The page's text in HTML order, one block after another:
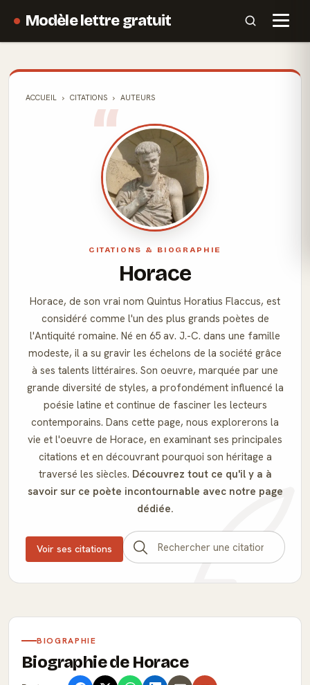
Modèle lettre gratuit
ACCUEIL CITATIONS AUTEURS
CITATIONS & BIOGRAPHIE
Horace
Horace, de son vrai nom Quintus Horatius Flaccus, est
considéré comme l'un des plus grands poètes de
l'Antiquité romaine. Né en 65 av. J.-C. dans une famille
modeste, il a su gravir les échelons de la société grâce
à ses talents littéraires. Son oeuvre, marquée par une
grande diversité de styles, a profondément influencé la
poésie latine et continue de fasciner les lecteurs
contemporains. Dans cette page, nous explorerons la
vie et l'oeuvre de Horace, en examinant ses principales
citations et en découvrant pourquoi son héritage a
traversé les siècles. Découvrez tout ce qu'il y a à
savoir sur ce poète incontournable avec notre page
dédiée.
Voir ses citations
BIOGRAPHIE
Biographie de Horace